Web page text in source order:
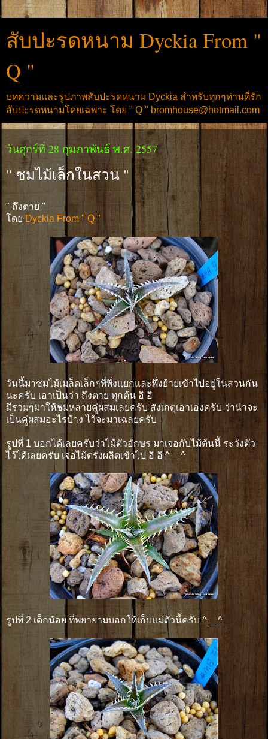
สับปะรดหนาม Dyckia From "
Q "
บทความและรูปภาพสับปะรดหนาม Dyckia สำหรับทุกๆท่านที่รัก
สับปะรดหนามโดยเฉพาะ โดย " Q " bromhouse@hotmail.com
วันศุกร์ที่ 28 กุมภาพันธ์ พ.ศ. 2557
" ชมไม้เล็กในสวน "
" ถึงตาย "
โดยDyckia From " Q "
วันนี้มาชมไม้เมล็ดเล็กๆที่พึ่งแยกและพึ่งย้ายเข้าไปอยู่ในสวนกัน
นะครับ เอาเป็นว่า ถึงตาย ทุกต้น อิ อิ
มีรวมๆมาให้ชมหลายคู่ผสมเลยครับ สังเกตุเอาเองครับ ว่าน่าจะ
เป็นคู่ผสมอะไรบ้าง ไว้จะมาเฉลยครับ
รูปที่ 1 บอกได้เลยครับว่าไม้ตัวอักษร มาเจอกับไม้ต้นนี้ ระวังตัว
ไว้ได้เลยครับ เจอไม้ตรังผลิตเข้าไป อิ อิ ^__^
รูปที่ 2 เด็กน้อย ที่พยายามบอกให้เก็บแม่ตัวนี้ครับ ^__^